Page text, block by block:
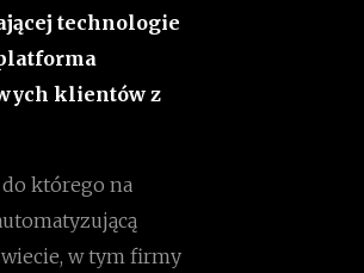
technologie
klientów z
do którego na
w tym firmy